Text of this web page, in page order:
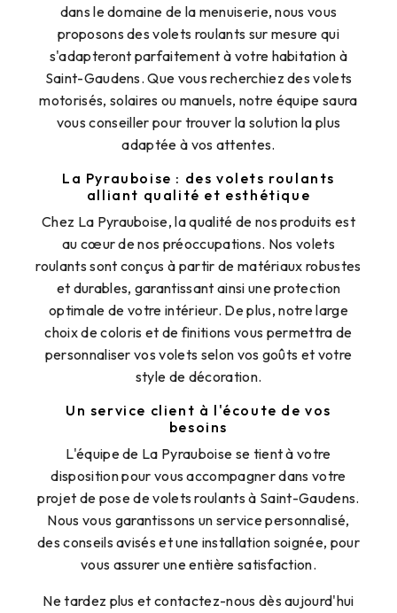
dans le domaine de la menuiserie, nous vous
proposons des volets roulants sur mesure qui
s'adapteront parfaitement à votre habitation à
Saint-Gaudens. Que vous recherchiez des volets
motorisés, solaires ou manuels, notre équipe saura
vous conseiller pour trouver la solution la plus
adaptée à vos attentes.
La Pyrauboise : des volets roulants
alliant qualité et esthétique
Chez La Pyrauboise, la qualité de nos produits est
au cœur de nos préoccupations. Nos volets
roulants sont conçus à partir de matériaux robustes
et durables, garantissant ainsi une protection
optimale de votre intérieur. De plus, notre large
choix de coloris et de finitions vous permettra de
personnaliser vos volets selon vos goûts et votre
style de décoration.
Un service client à l'écoute de vos
besoins
L'équipe de La Pyrauboise se tient à votre
disposition pour vous accompagner dans votre
projet de pose de volets roulants à Saint-Gaudens.
Nous vous garantissons un service personnalisé,
des conseils avisés et une installation soignée, pour
vous assurer une entière satisfaction.
Ne tardez plus et contactez-nous dès aujourd'hui